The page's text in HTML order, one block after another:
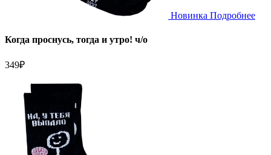
Новинка Подробнее
Когда проснусь, тогда и утро! ч/о
349₽